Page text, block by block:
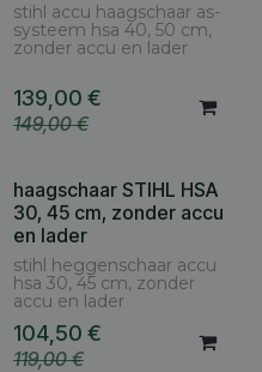
stihl accu haagschaar as-
systeem hsa 40, 50 cm,
zonder accu en lader
139,00 €
149,00€
Cashback AS € 30
haagschaar STIHL HSA
30, 45 cm, zonder accu
en lader
stihl heggenschaar accu
hsa 30, 45 cm, zonder
accu en lader
104,50 €
119,00€